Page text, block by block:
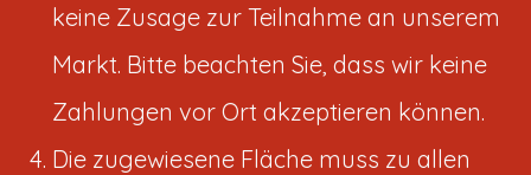
keine Zusage zur Teilnahme an unserem
Markt. Bitte beachten Sie, dass wir keine
Zahlungen vor Ort akzeptieren können.
Die zugewiesene Fläche muss zu allen